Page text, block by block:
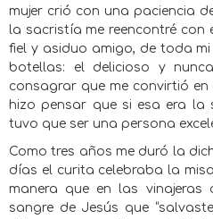
mujer crió con una paciencia
la sacristía me reencontré con
fiel y asiduo amigo, de toda
botellas: el delicioso y
consagrar que me convirtió
hizo pensar que si esa era la
tuvo que ser una persona
Como tres años me duró la
días el curita celebraba la
manera que en las
sangre de Jesús que